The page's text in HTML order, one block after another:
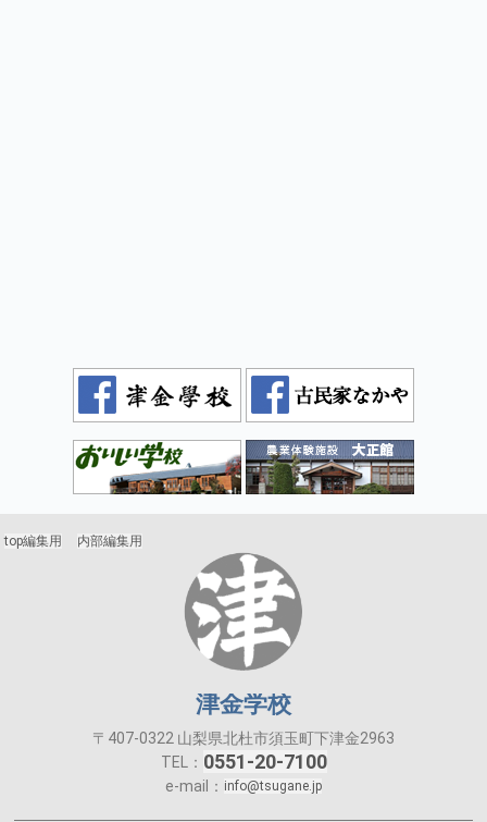
top編集用 内部編集用
津金学校
〒407-0322 山梨県北杜市須玉町下津金2963
TEL： 0551-20-7100
e-mail： info@tsugane.jp